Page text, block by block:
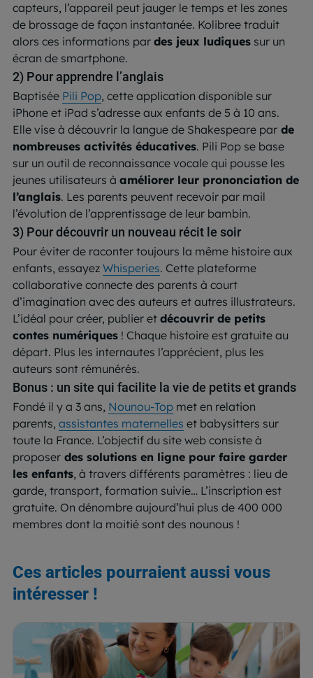
capteurs, l’appareil peut jauger le temps et les zones
de brossage de façon instantanée. Kolibree traduit
alors ces informations par des jeux ludiques sur un
écran de smartphone.
2) Pour apprendre l’anglais
Baptisée Pili Pop, cette application disponible sur
iPhone et iPad s’adresse aux enfants de 5 à 10 ans.
Elle vise à découvrir la langue de Shakespeare par de
nombreuses activités éducatives. Pili Pop se base
sur un outil de reconnaissance vocale qui pousse les
jeunes utilisateurs à améliorer leur prononciation de
l’anglais. Les parents peuvent recevoir par mail
l’évolution de l’apprentissage de leur bambin.
3) Pour découvrir un nouveau récit le soir
Pour éviter de raconter toujours la même histoire aux
enfants, essayez Whisperies. Cette plateforme
collaborative connecte des parents à court
d’imagination avec des auteurs et autres illustrateurs.
L’idéal pour créer, publier et découvrir de petits
contes numériques ! Chaque histoire est gratuite au
départ. Plus les internautes l’apprécient, plus les
auteurs sont rémunérés.
Bonus : un site qui facilite la vie de petits et grands
Fondé il y a 3 ans, Nounou-Top met en relation
parents, assistantes maternelles et babysitters sur
toute la France. L’objectif du site web consiste à
proposer des solutions en ligne pour faire garder
les enfants, à travers différents paramètres : lieu de
garde, transport, formation suivie… L’inscription est
gratuite. On dénombre aujourd’hui plus de 400 000
membres dont la moitié sont des nounous !
Ces articles pourraient aussi vous
intéresser !